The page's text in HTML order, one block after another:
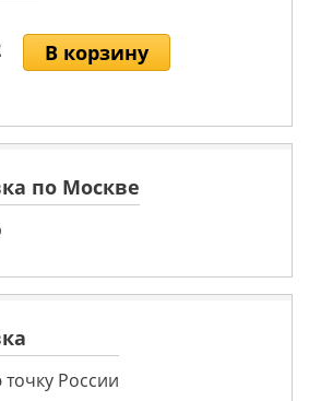
В корзину
по Москве
России